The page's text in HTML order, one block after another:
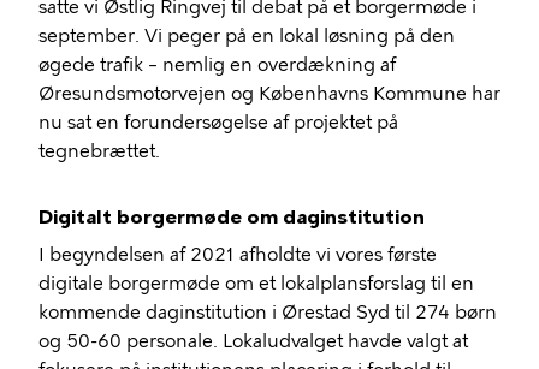
satte vi Østlig Ringvej til debat på et borgermøde i
september. Vi peger på en lokal løsning på den
øgede trafik – nemlig en overdækning af
Øresundsmotorvejen og Københavns Kommune har
nu sat en forundersøgelse af projektet på
tegnebrættet.
Digitalt borgermøde om daginstitution
I begyndelsen af 2021 afholdte vi vores første
digitale borgermøde om et lokalplansforslag til en
kommende daginstitution i Ørestad Syd til 274 børn
og 50-60 personale. Lokaludvalget havde valgt at